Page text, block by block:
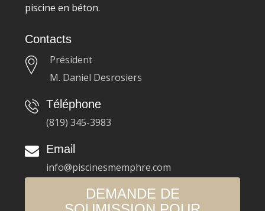
piscine en béton.
Contacts
Président
M. Daniel Desrosiers
Téléphone
(819) 345-3983
Email
info@piscinesmemphre.com
DEMANDE DE